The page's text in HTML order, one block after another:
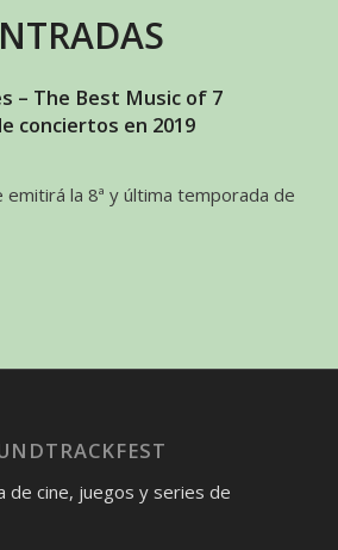
– The Best Music of 7
conciertos en 2019
emitirá la 8ª y última temporada de
de cine, juegos y series de